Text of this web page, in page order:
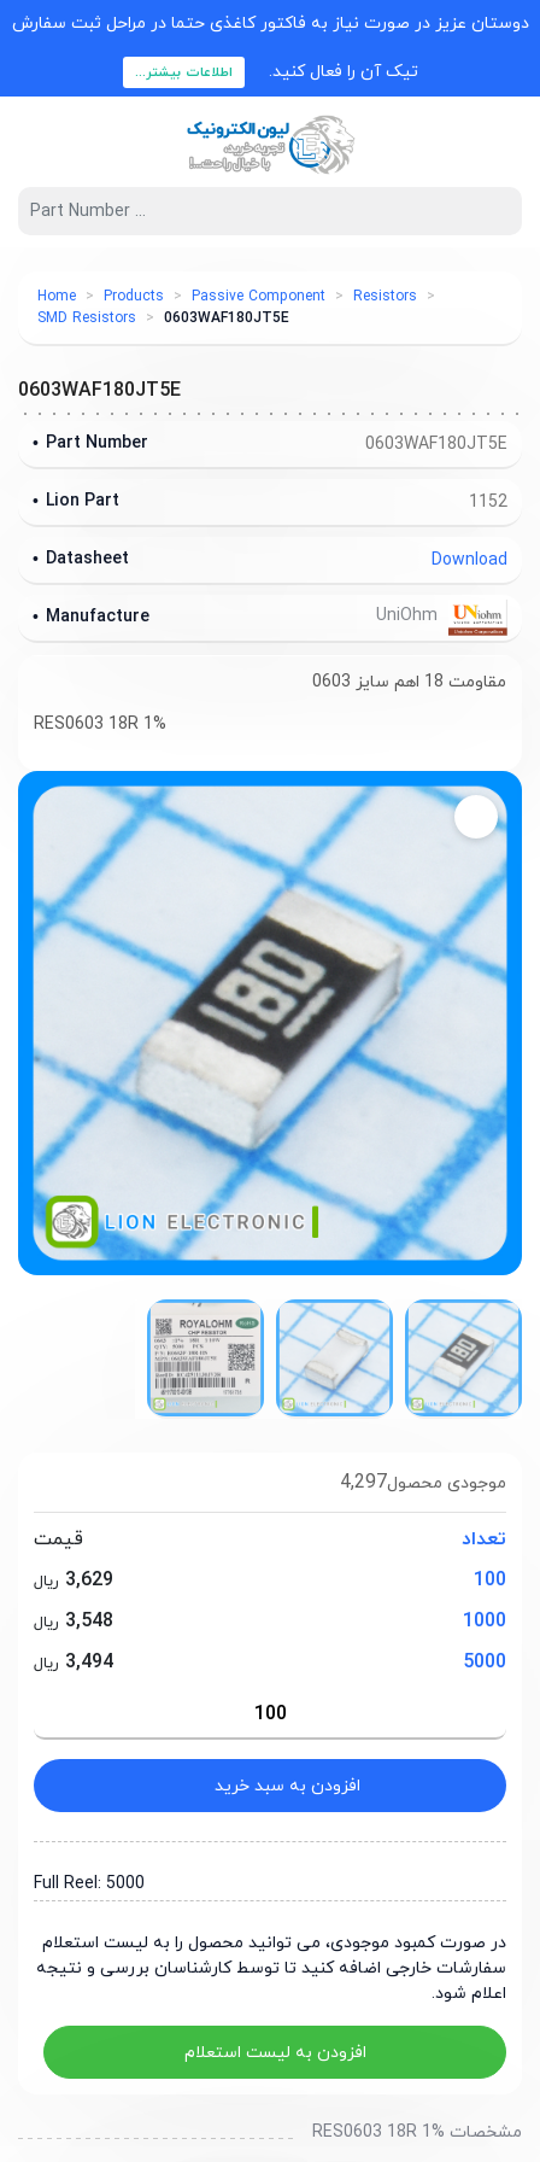
دوستان عزیز در صورت نیاز به فاکتور کاغذی حتما در مراحل ثبت سفارش
تیک آن را فعال کنید. اطلاعات بیشتر...
Home Products Passive Component
Resistors
SMD Resistors
0603WAF180JT5E
4,297موجودی محصول
تعداد
قیمت
100
3,629 ریال
1000
3,548 ریال
5000
3,494 ریال
افزودن به سبد خرید
Full Reel: 5000
در صورت کمبود موجودی، می توانید محصول را به لیست استعلام
سفارشات خارجی اضافه کنید تا توسط کارشناسان بررسی و نتیجه
اعلام شود.
افزودن به لیست استعلام
0603WAF180JT5E
0603WAF180JT5E
Part Number
1152
Lion Part
Download
Datasheet
Manufacture
مقاومت 18 اهم سایز 0603
RES0603 18R 1%
مشخصات RES0603 18R 1%